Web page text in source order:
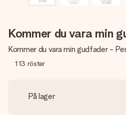
Kommer du vara min
Kommer du vara min gudfader -
113 röster
På lager